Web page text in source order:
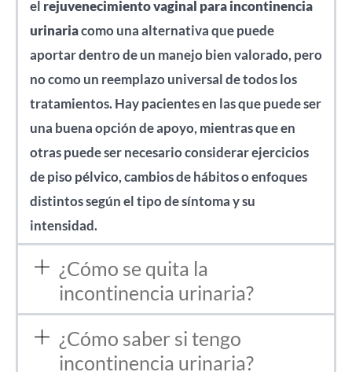
el rejuvenecimiento vaginal para incontinencia
urinariacomo una alternativa que puede
aportar dentro de un manejo bien valorado, pero
no como un reemplazo universal de todos los
tratamientos. Hay pacientes en las que puede ser
una buena opción de apoyo, mientras que en
otras puede ser necesario considerar ejercicios
de piso pélvico, cambios de hábitos o enfoques
distintos según el tipo de síntoma y su
intensidad.
¿Cómo se quita la
incontinencia urinaria?
¿Cómo saber si tengo
incontinencia urinaria?